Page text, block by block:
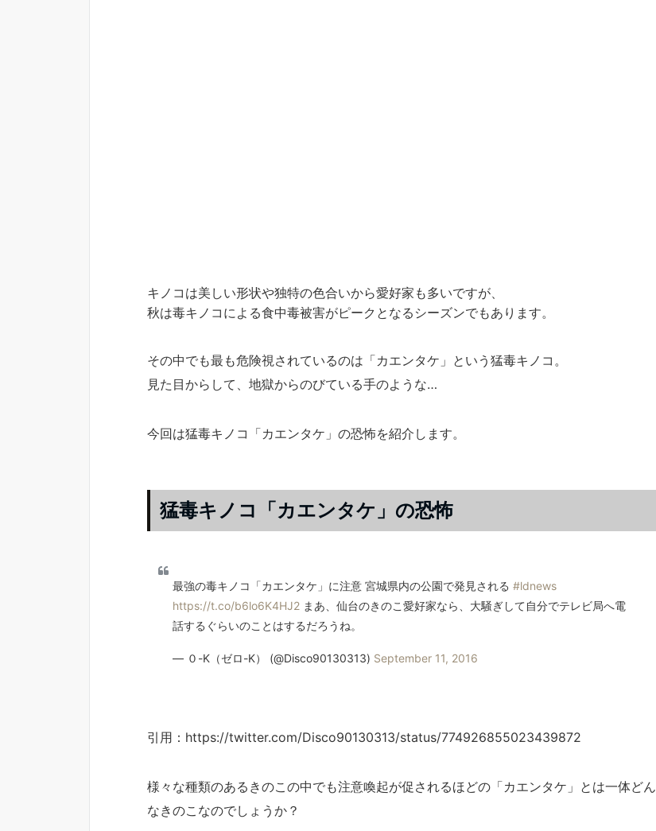
キノコは美しい形状や独特の色合いから愛好家も多いですが、
秋は毒キノコによる食中毒被害がピークとなるシーズンでもあります。
その中でも最も危険視されているのは「カエンタケ」という猛毒キノコ。
見た目からして、地獄からのびている手のような…
今回は猛毒キノコ「カエンタケ」の恐怖を紹介します。
猛毒キノコ「カエンタケ」の恐怖
最強の毒キノコ「カエンタケ」に注意 宮城県内の公園で発見される #ldnews
https://t.co/b6lo6K4HJ2 まあ、仙台のきのこ愛好家なら、大騒ぎして自分でテレビ局へ電
話するぐらいのことはするだろうね。
— ０-K（ゼロ-K） (@Disco90130313) September 11, 2016
引用：https://twitter.com/Disco90130313/status/774926855023439872
様々な種類のあるきのこの中でも注意喚起が促されるほどの「カエンタケ」とは一体どん
なきのこなのでしょうか？